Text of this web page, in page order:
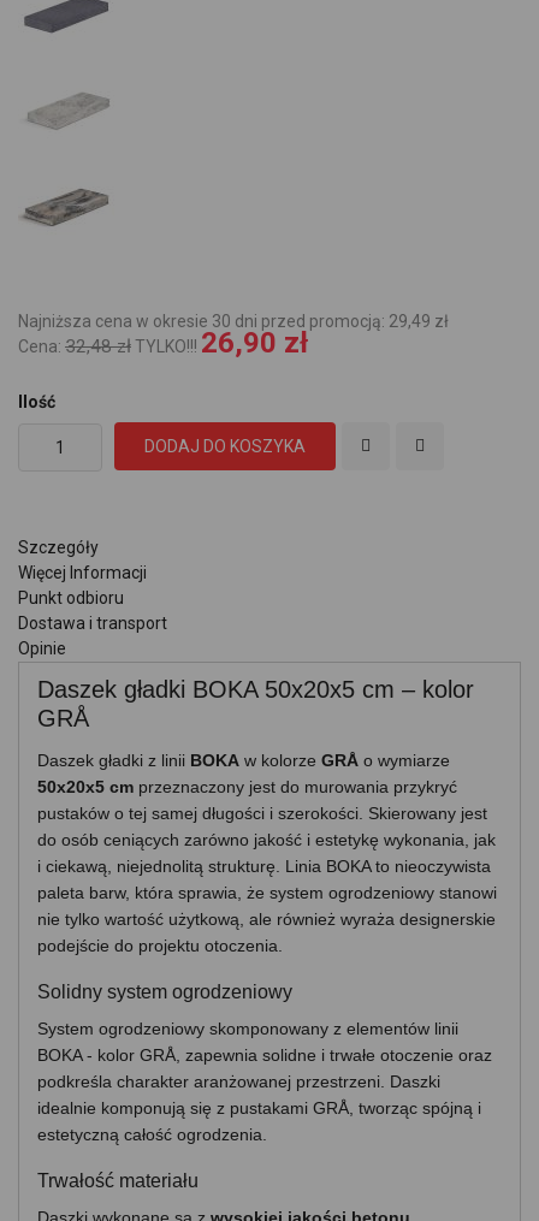
Najniższa cena w okresie 30 dni przed promocją: 29,49 zł
Cena: 32,48 złTYLKO!!! 26,90 zł
Ilość
DODAJ DO KOSZYKA
Szczegóły
Więcej Informacji
Punkt odbioru
Dostawa i transport
Opinie
Daszek gładki BOKA 50x20x5 cm – kolor
GRÅ
Daszek gładki z linii BOKA w kolorze GRÅ o wymiarze
50x20x5 cm przeznaczony jest do murowania przykryć
pustaków o tej samej długości i szerokości. Skierowany jest
do osób ceniących zarówno jakość i estetykę wykonania, jak
i ciekawą, niejednolitą strukturę. Linia BOKA to nieoczywista
paleta barw, która sprawia, że system ogrodzeniowy stanowi
nie tylko wartość użytkową, ale również wyraża designerskie
podejście do projektu otoczenia.
Solidny system ogrodzeniowy
System ogrodzeniowy skomponowany z elementów linii
BOKA - kolor GRÅ, zapewnia solidne i trwałe otoczenie oraz
podkreśla charakter aranżowanej przestrzeni. Daszki
idealnie komponują się z pustakami GRÅ, tworząc spójną i
estetyczną całość ogrodzenia.
Trwałość materiału